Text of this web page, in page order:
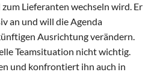
Lieferanten wechseln wird. Er
an und will die Agenda
Ausrichtung verändern.
Teamsituation nicht wichtig.
und konfrontiert ihn auch in